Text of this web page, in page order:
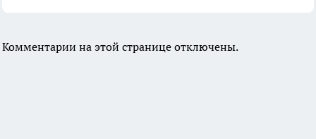
Комментарии на этой странице отключены.